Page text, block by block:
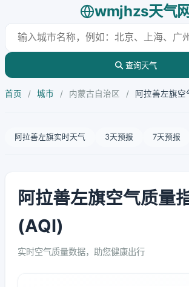
wmjhzs天气网
查询天气
首页 / 城市 / 内蒙古自治区 / 阿拉善左旗空
阿拉善左旗实时天气 3天预报 7天预报
阿拉善左旗空气质量
(AQI)
实时空气质量数据，助您健康出行